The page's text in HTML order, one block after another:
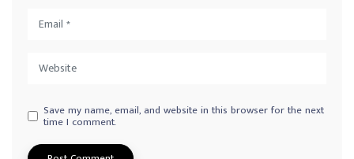
Save my name, email, and website in this browser for the next
time I comment.